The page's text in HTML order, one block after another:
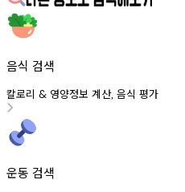
음식 검색
칼로리 & 영양정보 계산, 음식 평가
운동 검색